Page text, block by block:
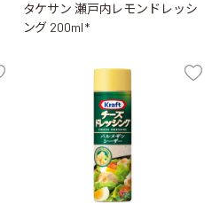
タケサン 瀬戸内レモンドレッシ
ング 200ml *